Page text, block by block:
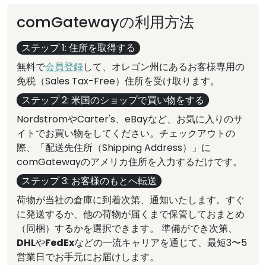
comGatewayの利用方法
ステップ 1: 住所を取得する
無料で会員登録して、オレゴン州にあるお客様専用の
免税（Sales Tax-Free）住所を受け取ります。
ステップ 2: 米国のショップで買い物をする
NordstromやCarter's、eBayなど、お気に入りのサ
イトでお買い物をしてください。チェックアウトの
際、「配送先住所（Shipping Address）」に
comGatewayのアメリカ住所を入力するだけです。
ステップ 3: お客様のもとへ転送
荷物が当社の倉庫に到着次第、通知いたします。すぐ
に発送するか、他の荷物が届くまで保管しておまとめ
（同梱）するかを選択できます。 準備ができ次第、
DHLやFedExなどの一流キャリアを通じて、最短3〜5
営業日でお手元にお届けします。